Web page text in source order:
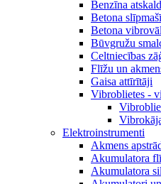
Benzīna
Betona
Betona
Būvgružu
Celtniecības
Flīžu un
Gaisa attīrītāji
Vibroblietes -
Elektroinstrumenti
Akmens
Akumulatora
Akumulatora